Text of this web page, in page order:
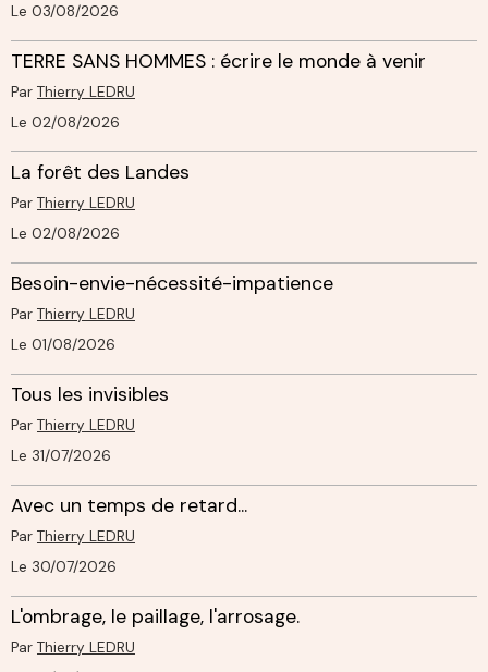
Le 03/08/2026
TERRE SANS HOMMES : écrire le monde à venir
Par Thierry LEDRU
Le 02/08/2026
La forêt des Landes
Par Thierry LEDRU
Le 02/08/2026
Besoin-envie-nécessité-impatience
Par Thierry LEDRU
Le 01/08/2026
Tous les invisibles
Par Thierry LEDRU
Le 31/07/2026
Avec un temps de retard...
Par Thierry LEDRU
Le 30/07/2026
L'ombrage, le paillage, l'arrosage.
Par Thierry LEDRU